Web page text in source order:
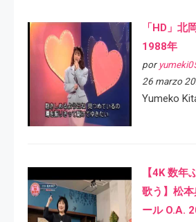
「HD」
1988年
por
26 marzo
Yumeko
【4K 数年
歌う】松
ール O.A.